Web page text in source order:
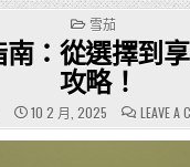
POSTED
IN
雪茄
：從選擇到
攻略！
10 2 月, 2025 LEAVE A